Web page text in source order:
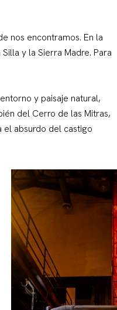
nos encontramos. En la
y la Sierra Madre. Para
y paisaje natural,
del Cerro de las Mitras,
el absurdo del castigo